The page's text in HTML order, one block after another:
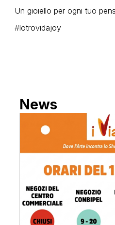
Un gioiello per ogni tuo
#lotrovidajoy
News